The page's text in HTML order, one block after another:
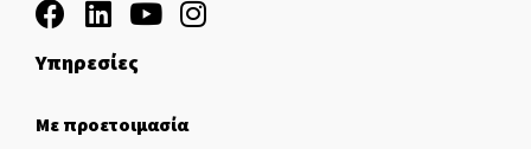
Υπηρεσίες
Με προετοιμασία